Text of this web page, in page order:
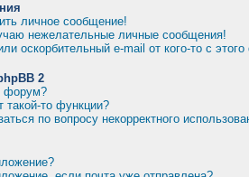
личное сообщение!
нежелательные личные сообщения!
оскорбительный e-mail от кого-то с
2
форум?
такой-то функции?
по вопросу некорректного